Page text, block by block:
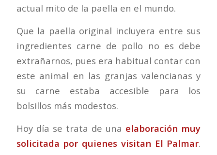
actual mito de la paella en el mundo.
Que la paella original incluyera entre sus
ingredientes carne de pollo no es debe
extrañarnos, pues era habitual contar con
este animal en las granjas valencianas y
su carne estaba accesible para los
bolsillos más modestos.
Hoy día se trata de una elaboración muy
solicitada por quienes visitan El Palmar.